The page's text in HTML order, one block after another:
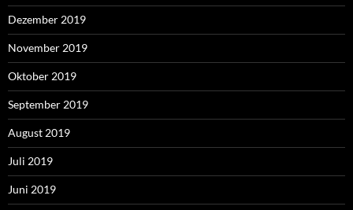
Dezember 2019
November 2019
Oktober 2019
September 2019
August 2019
Juli 2019
Juni 2019